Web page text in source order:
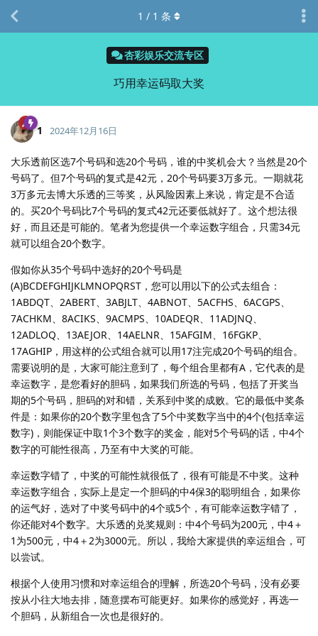
杏彩娱乐交流专区
巧用幸运码取大奖
1 / 1 条
1 2024年12月16日
大乐透前区选7个号码和选20个号码，谁的中奖机会大？当然是20个
号码了。但7个号码的复式是42元，20个号码要3万多元。一期就花
3万多元去博大乐透的三等奖，从风险因素上来说，肯定是不合适
的。买20个号码比7个号码的复式42元还要低就好了。这个想法很
好，而且还是可能的。笔者为您提供一个幸运数字组合，只需34元
就可以组合20个数字。
假如你从35个号码中选好的20个号码是
(A)BCDEFGHIJKLMNOPQRST，您可以用以下的公式去组合：
1ABDQT、2ABERT、3ABJLT、4ABNOT、5ACFHS、6ACGPS、
7ACHKM、8ACIKS、9ACMPS、10ADEQR、11ADJNQ、
12ADLOQ、13AEJOR、14AELNR、15AFGIM、16FGKP、
17AGHIP，用这样的公式组合就可以用17注完成20个号码的组合。
需要说明的是，大家可能注意到了，每个组合里都有A，它代表的是
幸运数字，是您看好的胆码，如果我们所选的号码，包括了开奖当
期的5个号码，胆码的对和错，关系到中奖的成败。它的最低中奖条
件是：如果你的20个数字里包含了5个中奖数字当中的4个(包括幸运
数字)，则能保证中取1个3个数字的奖金，能对5个号码的话，中4个
数字的可能性很高，乃至有中大奖的可能。
幸运数字错了，中奖的可能性就很低了，很有可能是不中奖。这种
幸运数字组合，实际上是定一个胆码的中4保3的聪明组合，如果你
的运气好，选对了中奖号码中的4个或5个，有可能幸运数字错了，
你还能对4个数字。大乐透的兑奖规则：中4个号码为200元，中4＋
1为500元，中4＋2为3000元。所以，我给大家提供的幸运组合，可
以尝试。
根据个人使用习惯和对幸运组合的理解，所选20个号码，没有必要
按从小往大地去排，随意摆布可能更好。如果你的感觉好，再选一
个胆码，从新组合一次也是很好的。